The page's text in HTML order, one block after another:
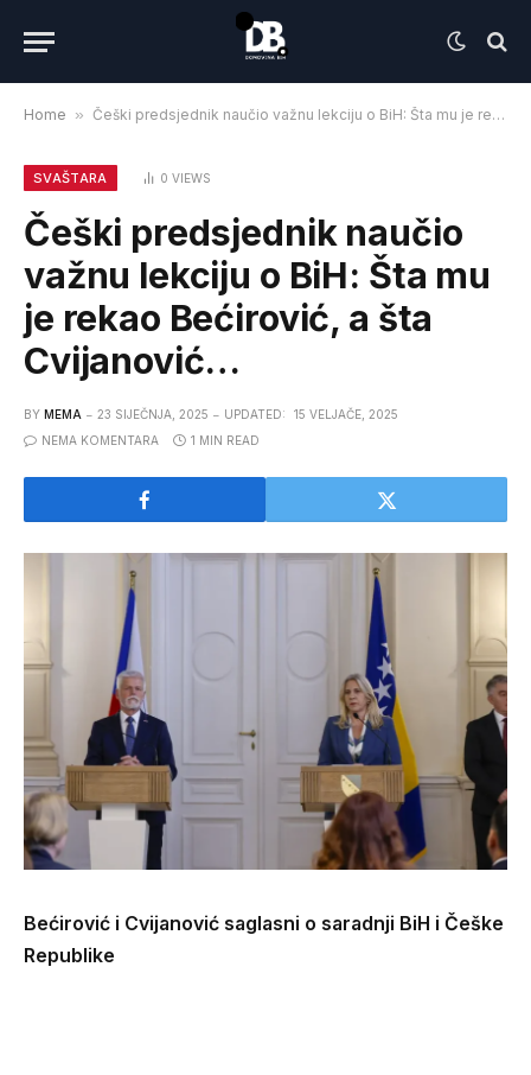
Home » Češki predsjednik naučio važnu lekciju o BiH: Šta mu je rekao Bećirović, a šta Cvijanović…
SVAŠTARA 0 VIEWS
Češki predsjednik naučio
važnu lekciju o BiH: Šta mu
je rekao Bećirović, a šta
Cvijanović…
BY MEMA 23 SIJEČNJA, 2025 UPDATED:
15 VELJAČE, 2025
NEMA KOMENTARA
1 MIN READ
Bećirović i Cvijanović saglasni o saradnji BiH i Češke
Republike